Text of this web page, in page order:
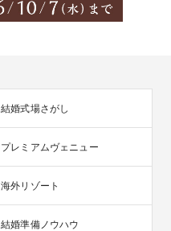
結婚式場さがし
プレミアムヴェニュー
海外リゾート
結婚準備ノウハウ